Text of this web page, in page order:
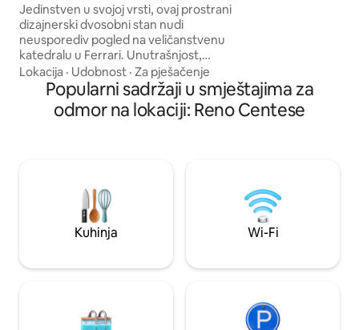
1/4 gosta
Jedinstven u svojoj vrsti, ovaj prostrani
dizajnerski dvosobni stan nudi
neusporediv pogled na veličanstvenu
katedralu u Ferrari. Unutrašnjost,
uređena do najsitnijih detalja, kombinira
moderan namještaj, vrhunske materijale
i suzdržanu eleganciju koja pruža
udobnost i prestiž. Smješten u samom
profinjeno i nezaboravno iskustvo.
Lokacija · Udobnost · Za pješačenje
najviše 5 dana.
Popularni sadržaji u smještajima za
odmor na lokaciji: Reno Centese
Kuhinja Wi-Fi